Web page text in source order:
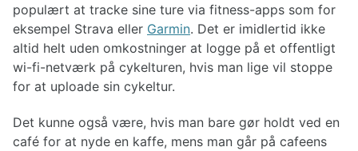
populært at tracke sine ture via fitness-apps som for
eksempel Strava eller Garmin. Det er imidlertid ikke
altid helt uden omkostninger at logge på et offentligt
wi-fi-netværk på cykelturen, hvis man lige vil stoppe
for at uploade sin cykeltur.
Det kunne også være, hvis man bare gør holdt ved en
café for at nyde en kaffe, mens man går på cafeens